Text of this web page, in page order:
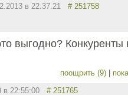
в 22:37:21 # 251758
выгодно? Конкуренты
поощрить (9)
в 22:55:00 # 251765